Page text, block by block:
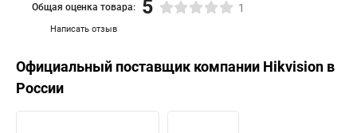
Написать отзыв
Общая оценка товара: 5 1
Официальный поставщик компании Hikvision в
России